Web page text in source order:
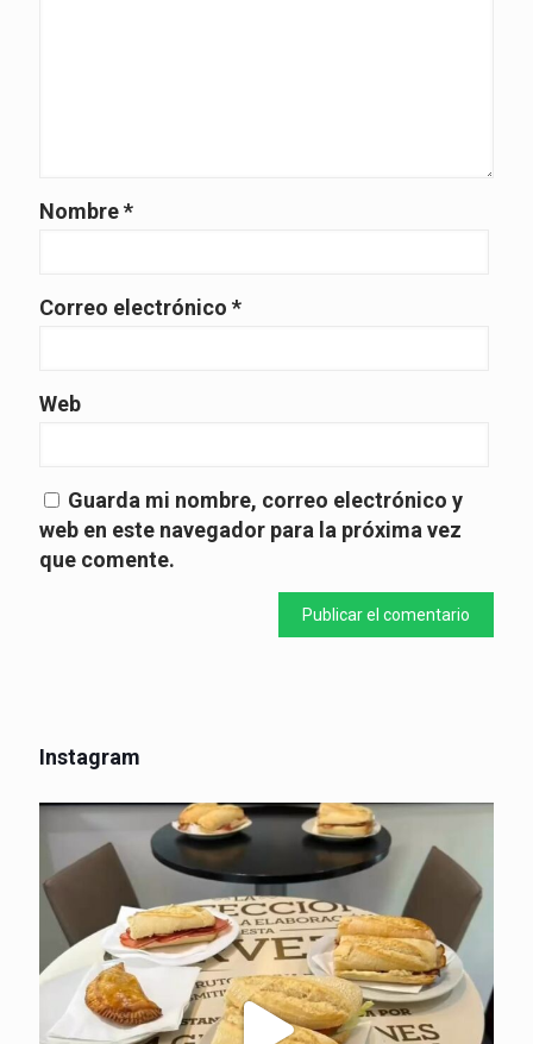
Nombre*
Correo electrónico *
Web
Guarda mi nombre, correo electrónico y
web en este navegador para la próxima vez
que comente.
Instagram